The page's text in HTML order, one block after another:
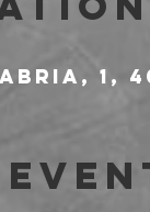
1,